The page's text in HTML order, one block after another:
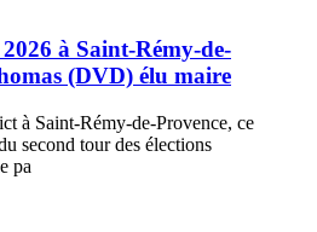
à Saint-Rémy-de-
(DVD) élu maire
à Saint-Rémy-de-Provence, ce
second tour des élections
pa